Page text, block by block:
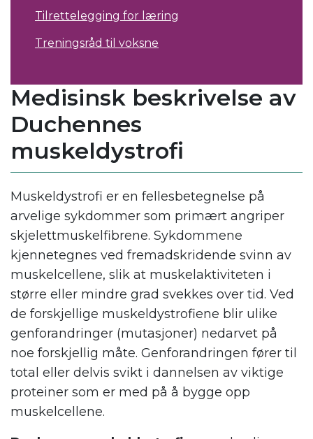
Tilrettelegging for læring
Treningsråd til voksne
Medisinsk beskrivelse av
Duchennes
muskeldystrofi
Muskeldystrofi er en fellesbetegnelse på
arvelige sykdommer som primært angriper
skjelettmuskelfibrene. Sykdommene
kjennetegnes ved fremadskridende svinn av
muskelcellene, slik at muskelaktiviteten i
større eller mindre grad svekkes over tid. Ved
de forskjellige muskeldystrofiene blir ulike
genforandringer (mutasjoner) nedarvet på
noe forskjellig måte. Genforandringen fører til
total eller delvis svikt i dannelsen av viktige
proteiner som er med på å bygge opp
muskelcellene.